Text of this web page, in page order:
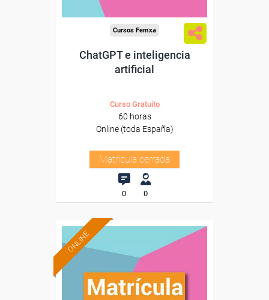
Cursos Femxa
ChatGPT e inteligencia
artificial
Curso Gratuito
60 horas
Online (toda España)
Matrícula cerrada
0 0
ONLINE